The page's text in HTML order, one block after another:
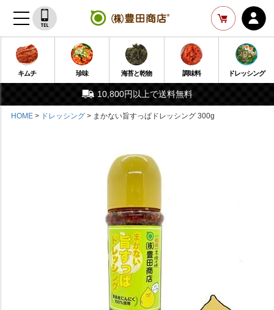
キムチ 珍味 海苔と乾物 調味料 ドレッシング
10,800円以上で送料無料
HOME ドレッシング まかない旨すっぱドレッシング 300g